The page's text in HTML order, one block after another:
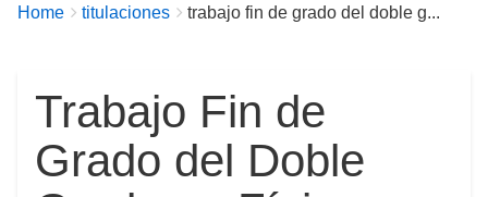
Breadcrumbs
You
Home titulaciones trabajo fin de grado del doble g...
Trabajo Fin de
Grado del Doble